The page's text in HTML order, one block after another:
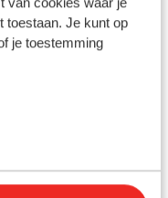
toestaan. Je kunt op
je toestemming